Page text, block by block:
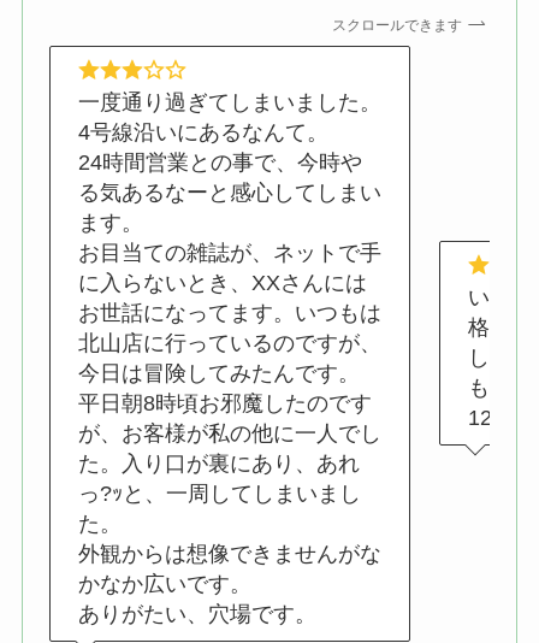
スクロールできます
一度通り過ぎてしまいました。
4号線沿いにあるなんて。
24時間営業との事で、今時や
る気あるなーと感心してしまい
ます。
お目当ての雑誌が、ネットで手
に入らないとき、XXさんには
お世話になってます。いつもは
北山店に行っているのですが、
今日は冒険してみたんです。
平日朝8時頃お邪魔したのです
が、お客様が私の他に一人でし
た。入り口が裏にあり、あれ
っ?ｯと、一周してしまいまし
た。
外観からは想像できませんがな
かなか広いです。
ありがたい、穴場です。
いつ
格の明
して
もあ
1200